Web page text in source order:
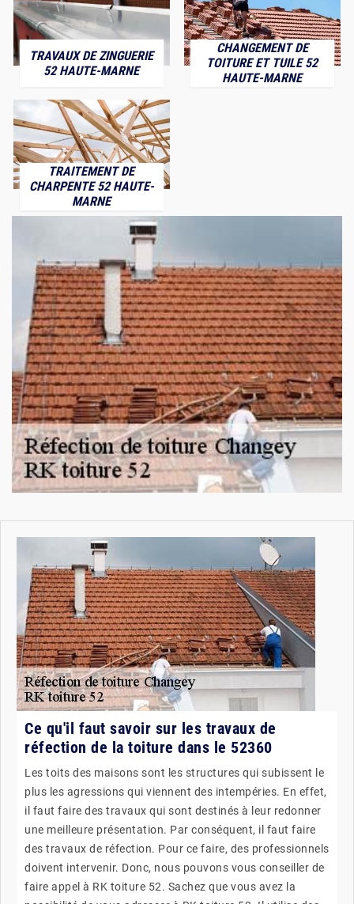
TRAVAUX DE ZINGUERIE
52 HAUTE-MARNE
CHANGEMENT DE
TOITURE ET TUILE 52
HAUTE-MARNE
TRAITEMENT DE
CHARPENTE 52 HAUTE-
MARNE
Ce qu'il faut savoir sur les travaux de
réfection de la toiture dans le 52360
Les toits des maisons sont les structures qui subissent le
plus les agressions qui viennent des intempéries. En effet,
il faut faire des travaux qui sont destinés à leur redonner
une meilleure présentation. Par conséquent, il faut faire
des travaux de réfection. Pour ce faire, des professionnels
doivent intervenir. Donc, nous pouvons vous conseiller de
faire appel à RK toiture 52. Sachez que vous avez la